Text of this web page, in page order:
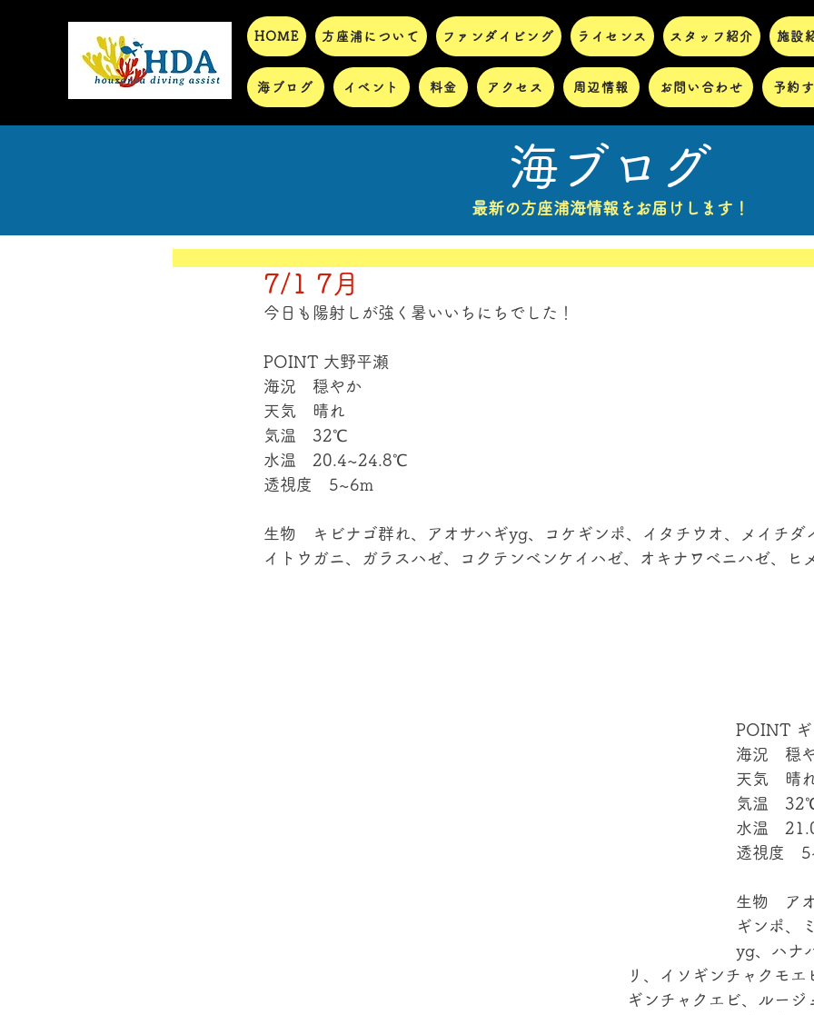
HOME 方座浦について ファンダイビング ライセンス スタッフ紹介 施設
海ブログ イベント 料金 アクセス 周辺情報 お問い合わせ 予約
海ブログ
最新の方座浦海情報をお届けします！
7/1 7月
今日も陽射しが強く暑いいちにちでした！
POINT 大野平瀬
海況　穏やか
天気　晴れ
気温　32℃
水温　20.4~24.8℃
透視度　5~6m
生物　キビナゴ群れ、アオサハギyg、コケギンポ、イタチウオ、メイチダ
イトウガニ、ガラスハゼ、コクテンベンケイハゼ、オキナワベニハゼ、ヒ
POINT ギ
海況　穏
天気　晴
気温　
水温　
透視度　
生物　ア
ギンポ、
yg、ハナ
リ、イソギンチャクモ
ギンチャクエビ、ルージ